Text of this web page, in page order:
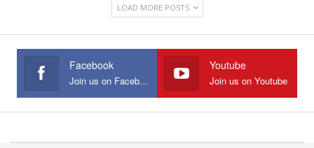
LOAD MORE POSTS
Facebook
Join us on Facebook
Youtube
Join us on Youtube